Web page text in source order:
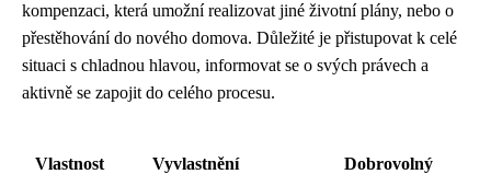
kompenzaci, která umožní realizovat jiné životní plány, nebo o
přestěhování do nového domova. Důležité je přistupovat k celé
situaci s chladnou hlavou, informovat se o svých právech a
aktivně se zapojit do celého procesu.
Vlastnost Vyvlastnění
Dobrovolný